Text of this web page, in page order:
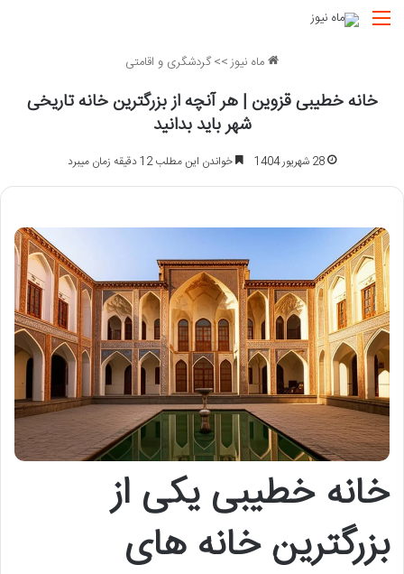
منو
ماه نیوز>>گردشگری و اقامتی
خانه خطیبی قزوین | هر آنچه از بزرگترین خانه تاریخی
شهر باید بدانید
28 شهریور 1404 خواندن این مطلب 12 دقیقه زمان میبرد
خانه خطیبی یکی از
بزرگترین خانه های